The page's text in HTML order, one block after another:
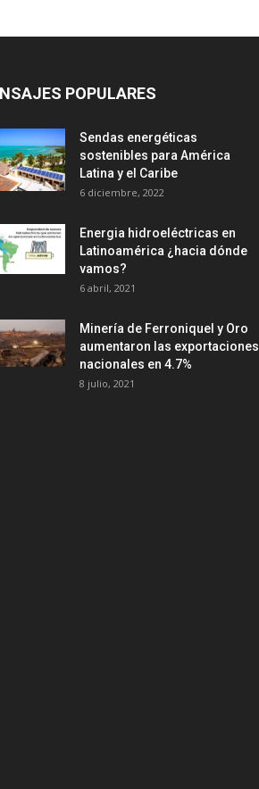
POPULARES
Sendas energéticas
sostenibles para América
Latina y el Caribe
6 diciembre, 2022
Energia hidroeléctricas en
Latinoamérica ¿hacia dónde
vamos?
6 abril, 2021
Minería de Ferroniquel y Oro
aumentaron las exportaciones
nacionales en 4.7%
8 julio, 2021